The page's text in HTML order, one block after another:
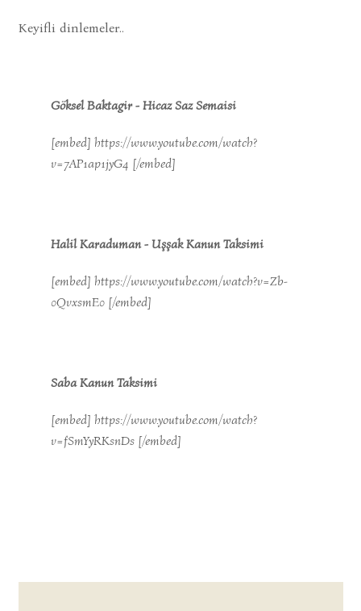
Keyifli dinlemeler..
Göksel Baktagir - Hicaz Saz Semaisi
[embed] https://www.youtube.com/watch?
v=7AP1ap1jyG4 [/embed]
Halil Karaduman - Uşşak Kanun Taksimi
[embed] https://www.youtube.com/watch?v=Zb-
0QvxsmE0 [/embed]
Saba Kanun Taksimi
[embed] https://www.youtube.com/watch?
v=fSmYyRKsnDs [/embed]